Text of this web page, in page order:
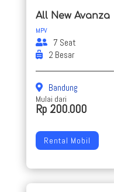
All New Avanza
MPV
7 Seat
2 Besar
Bandung
Mulai dari
Rp 200.000
Rental Mobil